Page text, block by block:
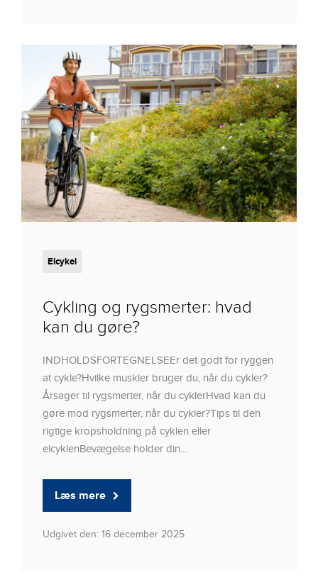
Elcykel
Cykling og rygsmerter: hvad
kan du gøre?
INDHOLDSFORTEGNELSEEr det godt for ryggen
at cykle?Hvilke muskler bruger du, når du cykler?
Årsager til rygsmerter, når du cyklerHvad kan du
gøre mod rygsmerter, når du cykler?Tips til den
rigtige kropsholdning på cyklen eller
elcyklenBevægelse holder din...
Læs mere
Udgivet den: 16 december 2025